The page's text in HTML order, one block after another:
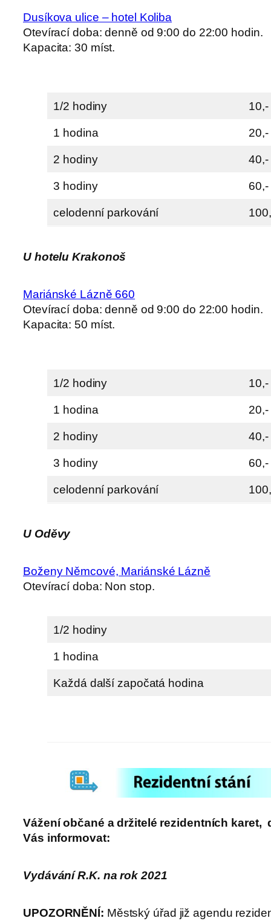
Dusíkova ulice – hotel Koliba
Otevírací doba: denně od 9:00 do 22:00 hodin.
Kapacita: 30 míst.
1/2 hodiny
1 hodina
2 hodiny 40,-
3 hodiny
celodenní parkování
U hotelu Krakonoš
Mariánské Lázně 660
Otevírací doba: denně od 9:00 do 22:00 hodin.
Kapacita: 50 míst.
1/2 hodiny
1 hodina
2 hodiny 40,-
3 hodiny
celodenní parkování
U Oděvy
Boženy Němcové, Mariánské Lázně
Otevírací doba: Non stop.
1/2 hodiny
1 hodina
Každá další započatá hodina
Vážení občané a držitelé rezidentních karet,
Vás informovat:
Vydávání R.K. na rok 2021
UPOZORNĚNÍ: Městský úřad již agendu